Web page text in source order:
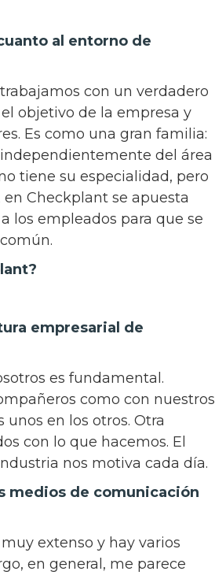
al entorno de
con un verdadero
objetivo de la empresa y
Es como una gran familia:
del área
tiene su especialidad, pero
Checkplant se apuesta
los empleados para que se
empresarial de
es fundamental.
como con nuestros
en los otros. Otra
con lo que hacemos. El
nos motiva cada día.
medios de comunicación
extenso y hay varios
en general, me parece